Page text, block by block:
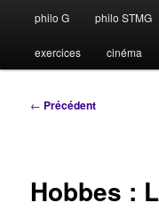
principal
philo G philo STMG
exercices cinéma
Navigation
← Précédent
Hobbes :